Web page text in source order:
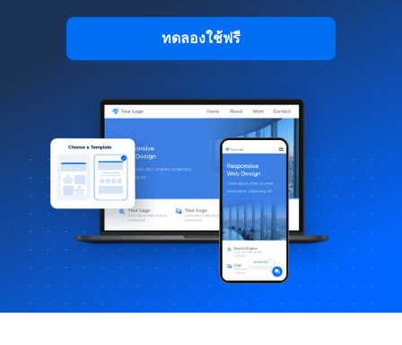
ทดลองใช้ฟรี